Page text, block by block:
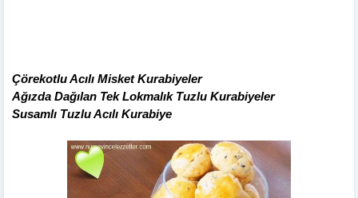
Çörekotlu Acılı Misket Kurabiyeler
Ağızda Dağılan Tek Lokmalık Tuzlu Kurabiyeler
Susamlı Tuzlu Acılı Kurabiye